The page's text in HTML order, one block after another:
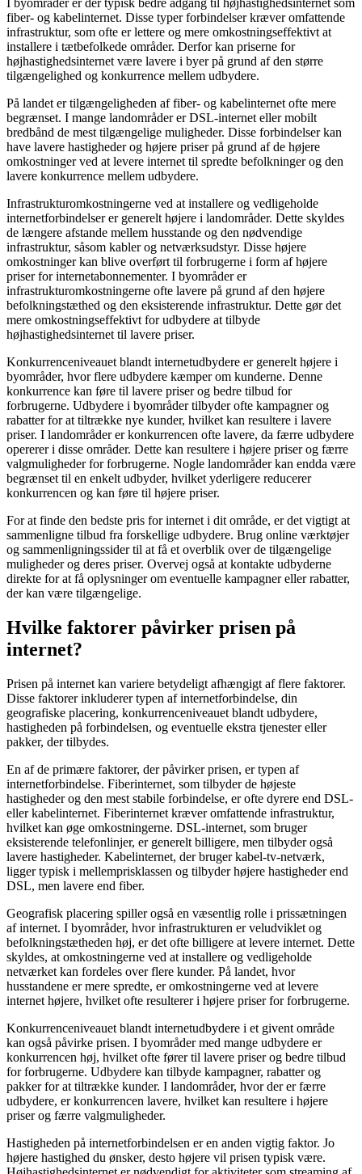
I byområder er der typisk bedre adgang til højhastighedsinternet som
fiber- og kabelinternet. Disse typer forbindelser kræver omfattende
infrastruktur, som ofte er lettere og mere omkostningseffektivt at
installere i tætbefolkede områder. Derfor kan priserne for
højhastighedsinternet være lavere i byer på grund af den større
tilgængelighed og konkurrence mellem udbydere.
På landet er tilgængeligheden af fiber- og kabelinternet ofte mere
begrænset. I mange landområder er DSL-internet eller mobilt
bredbånd de mest tilgængelige muligheder. Disse forbindelser kan
have lavere hastigheder og højere priser på grund af de højere
omkostninger ved at levere internet til spredte befolkninger og den
lavere konkurrence mellem udbydere.
Infrastrukturomkostningerne ved at installere og vedligeholde
internetforbindelser er generelt højere i landområder. Dette skyldes
de længere afstande mellem husstande og den nødvendige
infrastruktur, såsom kabler og netværksudstyr. Disse højere
omkostninger kan blive overført til forbrugerne i form af højere
priser for internetabonnementer. I byområder er
infrastrukturomkostningerne ofte lavere på grund af den højere
befolkningstæthed og den eksisterende infrastruktur. Dette gør det
mere omkostningseffektivt for udbydere at tilbyde
højhastighedsinternet til lavere priser.
Konkurrenceniveauet blandt internetudbydere er generelt højere i
byområder, hvor flere udbydere kæmper om kunderne. Denne
konkurrence kan føre til lavere priser og bedre tilbud for
forbrugerne. Udbydere i byområder tilbyder ofte kampagner og
rabatter for at tiltrække nye kunder, hvilket kan resultere i lavere
priser. I landområder er konkurrencen ofte lavere, da færre udbydere
opererer i disse områder. Dette kan resultere i højere priser og færre
valgmuligheder for forbrugerne. Nogle landområder kan endda være
begrænset til en enkelt udbyder, hvilket yderligere reducerer
konkurrencen og kan føre til højere priser.
For at finde den bedste pris for internet i dit område, er det vigtigt at
sammenligne tilbud fra forskellige udbydere. Brug online værktøjer
og sammenligningssider til at få et overblik over de tilgængelige
muligheder og deres priser. Overvej også at kontakte udbyderne
direkte for at få oplysninger om eventuelle kampagner eller rabatter,
der kan være tilgængelige.
Hvilke faktorer påvirker prisen på
internet?
Prisen på internet kan variere betydeligt afhængigt af flere faktorer.
Disse faktorer inkluderer typen af internetforbindelse, din
geografiske placering, konkurrenceniveauet blandt udbydere,
hastigheden på forbindelsen, og eventuelle ekstra tjenester eller
pakker, der tilbydes.
En af de primære faktorer, der påvirker prisen, er typen af
internetforbindelse. Fiberinternet, som tilbyder de højeste
hastigheder og den mest stabile forbindelse, er ofte dyrere end DSL-
eller kabelinternet. Fiberinternet kræver omfattende infrastruktur,
hvilket kan øge omkostningerne. DSL-internet, som bruger
eksisterende telefonlinjer, er generelt billigere, men tilbyder også
lavere hastigheder. Kabelinternet, der bruger kabel-tv-netværk,
ligger typisk i mellemprisklassen og tilbyder højere hastigheder end
DSL, men lavere end fiber.
Geografisk placering spiller også en væsentlig rolle i prissætningen
af internet. I byområder, hvor infrastrukturen er veludviklet og
befolkningstætheden høj, er det ofte billigere at levere internet. Dette
skyldes, at omkostningerne ved at installere og vedligeholde
netværket kan fordeles over flere kunder. På landet, hvor
husstandene er mere spredte, er omkostningerne ved at levere
internet højere, hvilket ofte resulterer i højere priser for forbrugerne.
Konkurrenceniveauet blandt internetudbydere i et givent område
kan også påvirke prisen. I byområder med mange udbydere er
konkurrencen høj, hvilket ofte fører til lavere priser og bedre tilbud
for forbrugerne. Udbydere kan tilbyde kampagner, rabatter og
pakker for at tiltrække kunder. I landområder, hvor der er færre
udbydere, er konkurrencen lavere, hvilket kan resultere i højere
priser og færre valgmuligheder.
Hastigheden på internetforbindelsen er en anden vigtig faktor. Jo
højere hastighed du ønsker, desto højere vil prisen typisk være.